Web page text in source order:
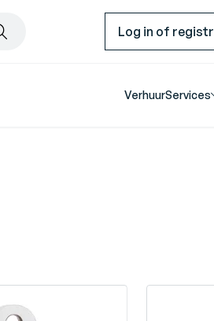
Log in of
VerhuurServices